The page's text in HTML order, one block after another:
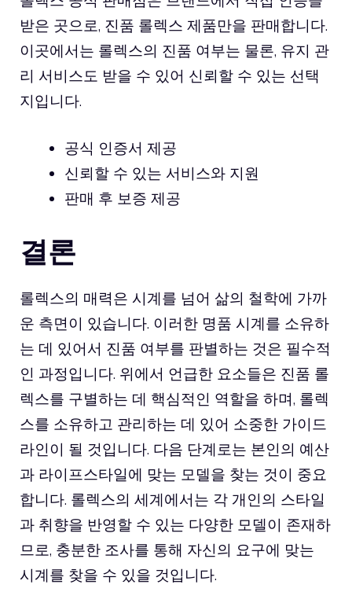
받은 곳으로, 진품 롤렉스 제품만을 판매합니다.
이곳에서는 롤렉스의 진품 여부는 물론, 유지 관
리 서비스도 받을 수 있어 신뢰할 수 있는 선택
지입니다.
공식 인증서 제공
신뢰할 수 있는 서비스와 지원
판매 후 보증 제공
결론
롤렉스의 매력은 시계를 넘어 삶의 철학에 가까
운 측면이 있습니다. 이러한 명품 시계를 소유하
는 데 있어서 진품 여부를 판별하는 것은 필수적
인 과정입니다. 위에서 언급한 요소들은 진품 롤
렉스를 구별하는 데 핵심적인 역할을 하며, 롤렉
스를 소유하고 관리하는 데 있어 소중한 가이드
라인이 될 것입니다. 다음 단계로는 본인의 예산
과 라이프스타일에 맞는 모델을 찾는 것이 중요
합니다. 롤렉스의 세계에서는 각 개인의 스타일
과 취향을 반영할 수 있는 다양한 모델이 존재하
므로, 충분한 조사를 통해 자신의 요구에 맞는
시계를 찾을 수 있을 것입니다.